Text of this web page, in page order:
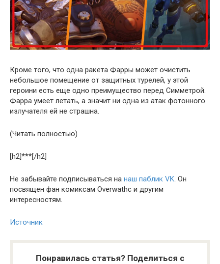
Кроме того, что одна ракета Фарры может очистить
небольшое помещение от защитных турелей, у этой
героини есть еще одно преимущество перед Симметрой.
Фарра умеет летать, а значит ни одна из атак фотонного
излучателя ей не страшна.
(Читать полностью)
[h2]***[/h2]
Не забывайте подписываться на наш паблик VK. Он
посвящен фан комиксам Overwathc и другим
интересностям.
Источник
Понравилась статья? Поделиться с